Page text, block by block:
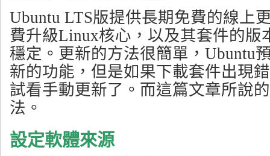
Ubuntu LTS版提供長期免費的線上
費升級Linux核心，以及其套件的版
穩定。更新的方法很簡單，Ubuntu
新的功能，但是如果下載套件出現
試看手動更新了。而這篇文章所說
法。
設定軟體來源